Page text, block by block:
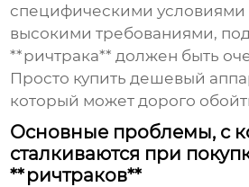
специфическими условиями
высокими требованиями,
**ричтрака** должен быть
Просто купить дешевый
который может дорого
Основные проблемы, с
сталкиваются при
**ричтраков**